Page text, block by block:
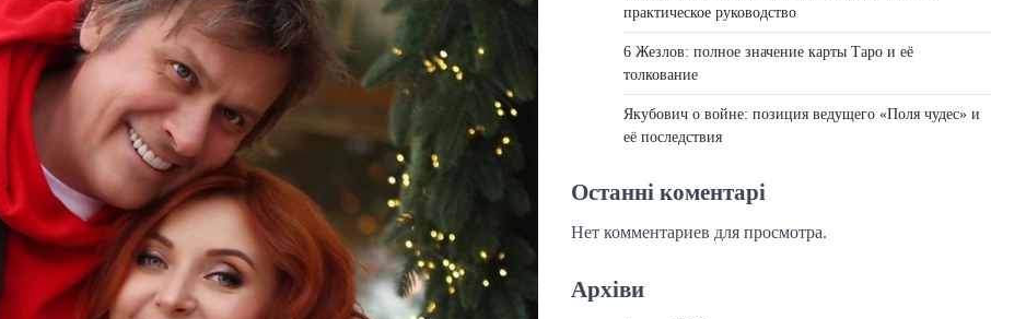
практическое руководство
6 Жезлов: полное значение карты Таро и её
толкование
Якубович о войне: позиция ведущего «Поля чудес» и
её последствия
Останні коментарі
Нет комментариев для просмотра.
Архіви